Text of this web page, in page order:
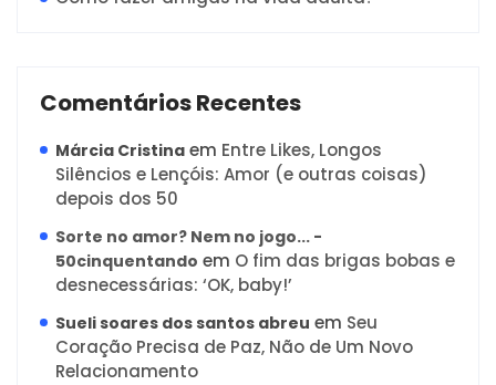
Comentários Recentes
Márcia Cristina em Entre Likes, Longos
Silêncios e Lençóis: Amor (e outras coisas)
depois dos 50
Sorte no amor? Nem no jogo... -
50cinquentando em O fim das brigas bobas e
desnecessárias: ‘OK, baby!’
Sueli soares dos santos abreu em Seu
Coração Precisa de Paz, Não de Um Novo
Relacionamento